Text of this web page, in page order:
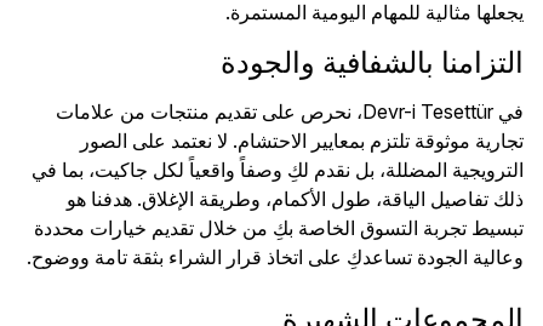
يجعلها مثالية للمهام اليومية المستمرة.
التزامنا بالشفافية والجودة
في Devr-i Tesettür، نحرص على تقديم منتجات من علامات
تجارية موثوقة تلتزم بمعايير الاحتشام. لا نعتمد على الصور
الترويجية المضللة، بل نقدم لكِ وصفاً واقعياً لكل جاكيت، بما في
ذلك تفاصيل الياقة، طول الأكمام، وطريقة الإغلاق. هدفنا هو
تبسيط تجربة التسوق الخاصة بكِ من خلال تقديم خيارات محددة
وعالية الجودة تساعدكِ على اتخاذ قرار الشراء بثقة تامة ووضوح.